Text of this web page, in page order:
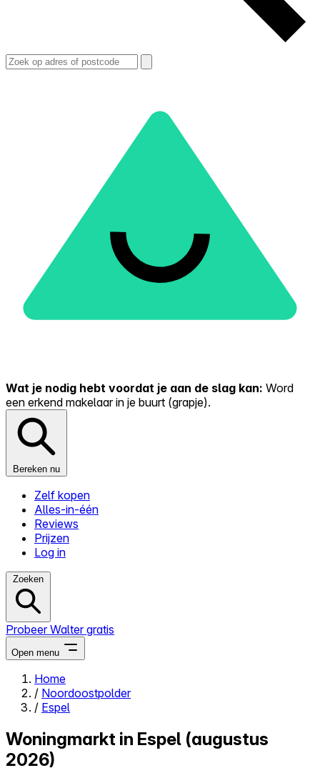
Wat je nodig hebt voordat je aan de slag kan: Word
een erkend makelaar in je buurt (grapje).
Bereken nu
Zelf kopen
Alles-in-één
Reviews
Prijzen
Log in
Zoeken
Probeer Walter gratis
Open menu
Close menu
Home
/ Noordoostpolder
/ Espel
Woningmarkt in Espel (augustus
2026)